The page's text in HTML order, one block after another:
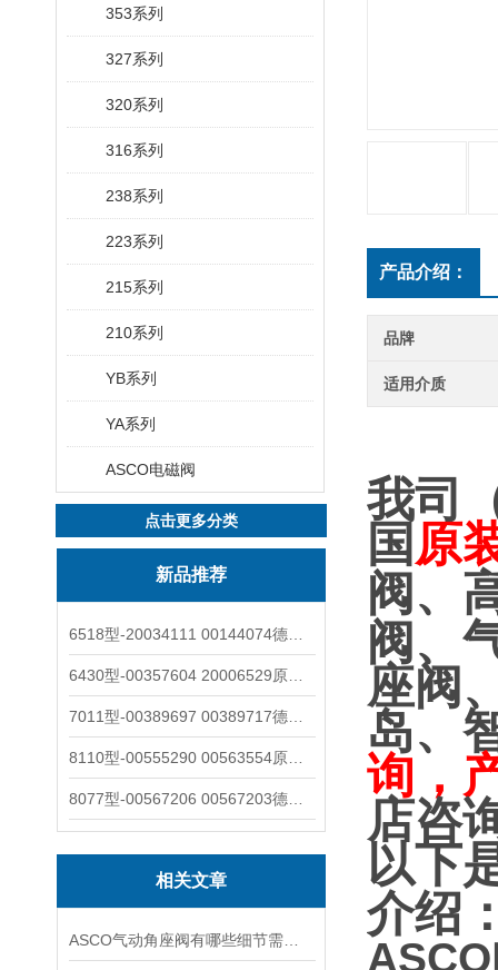
353系列
327系列
320系列
316系列
238系列
223系列
215系列
210系列
YB系列
YA系列
ASCO电磁阀
点击更多分类
新品推荐
相关文章
产品介绍：
品牌
适用介质
我司
国 原
阀、
阀、
座阀
岛、
询，
店咨
以下
介绍